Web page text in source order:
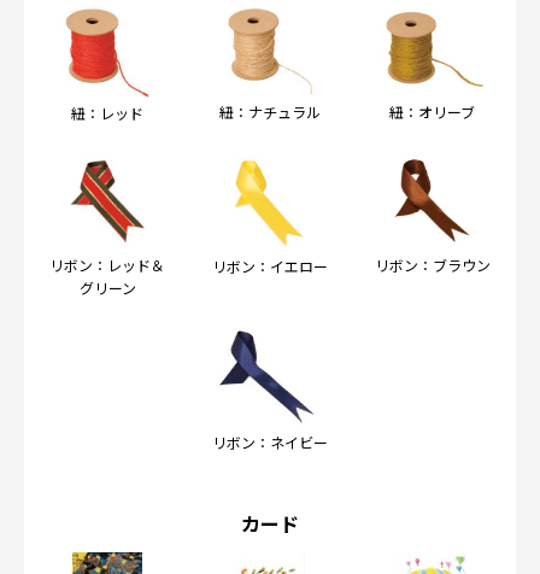
紐：レッド 紐：ナチュラル 紐：オリーブ
リボン：レッド＆
グリーン
リボン：イエロー リボン：ブラウン
リボン：ネイビー
カード